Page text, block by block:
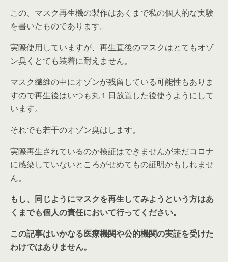
この、マスク再生機の製作はあくまで私の個人的な実験
を書いたものであります。
実際使用していますが、再生直後のマスクはとてもオゾ
ン臭くとても装着に耐えません。
マスク繊維の中にオゾンが残留している可能性もありま
すので再生後はいつも丸１日放置した後使うようにして
います。
それでも若干のオゾン臭はします。
実際再生されているのか検証はできませんが未だコロナ
に感染していないところがせめてもの証明かもしれませ
ん。
もし、同じようにマスクを再生してみようという方はあ
くまでも個人の責任において行ってください。
この記事はいかなる医療機関や公的機関の実証を受けた
わけではありません。